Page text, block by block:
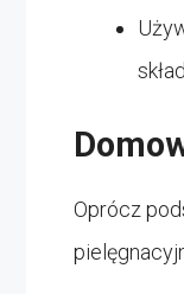
Oprócz